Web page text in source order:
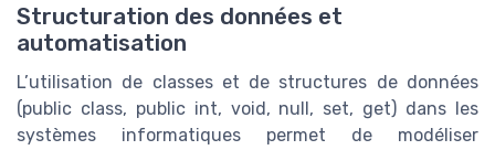
Structuration des données et
automatisation
L’utilisation de classes et de structures de données
(public class, public int, void, null, set, get) dans les
systèmes informatiques permet de modéliser